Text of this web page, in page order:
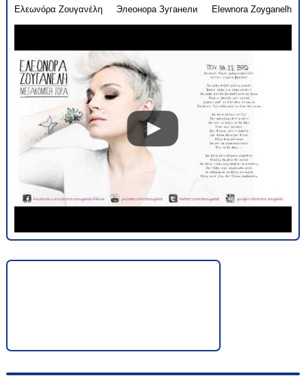
Ελεωνόρα Ζουγανέλη Элеонора Зуганели Elewnora Zoyganelh